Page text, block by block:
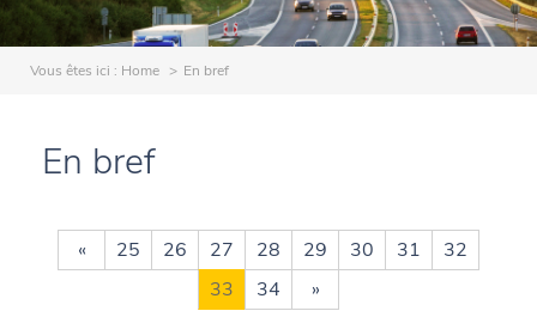
Vous êtes ici : Home En bref
En bref
« 25 26 27 28 29 30 31
32
33
34 »